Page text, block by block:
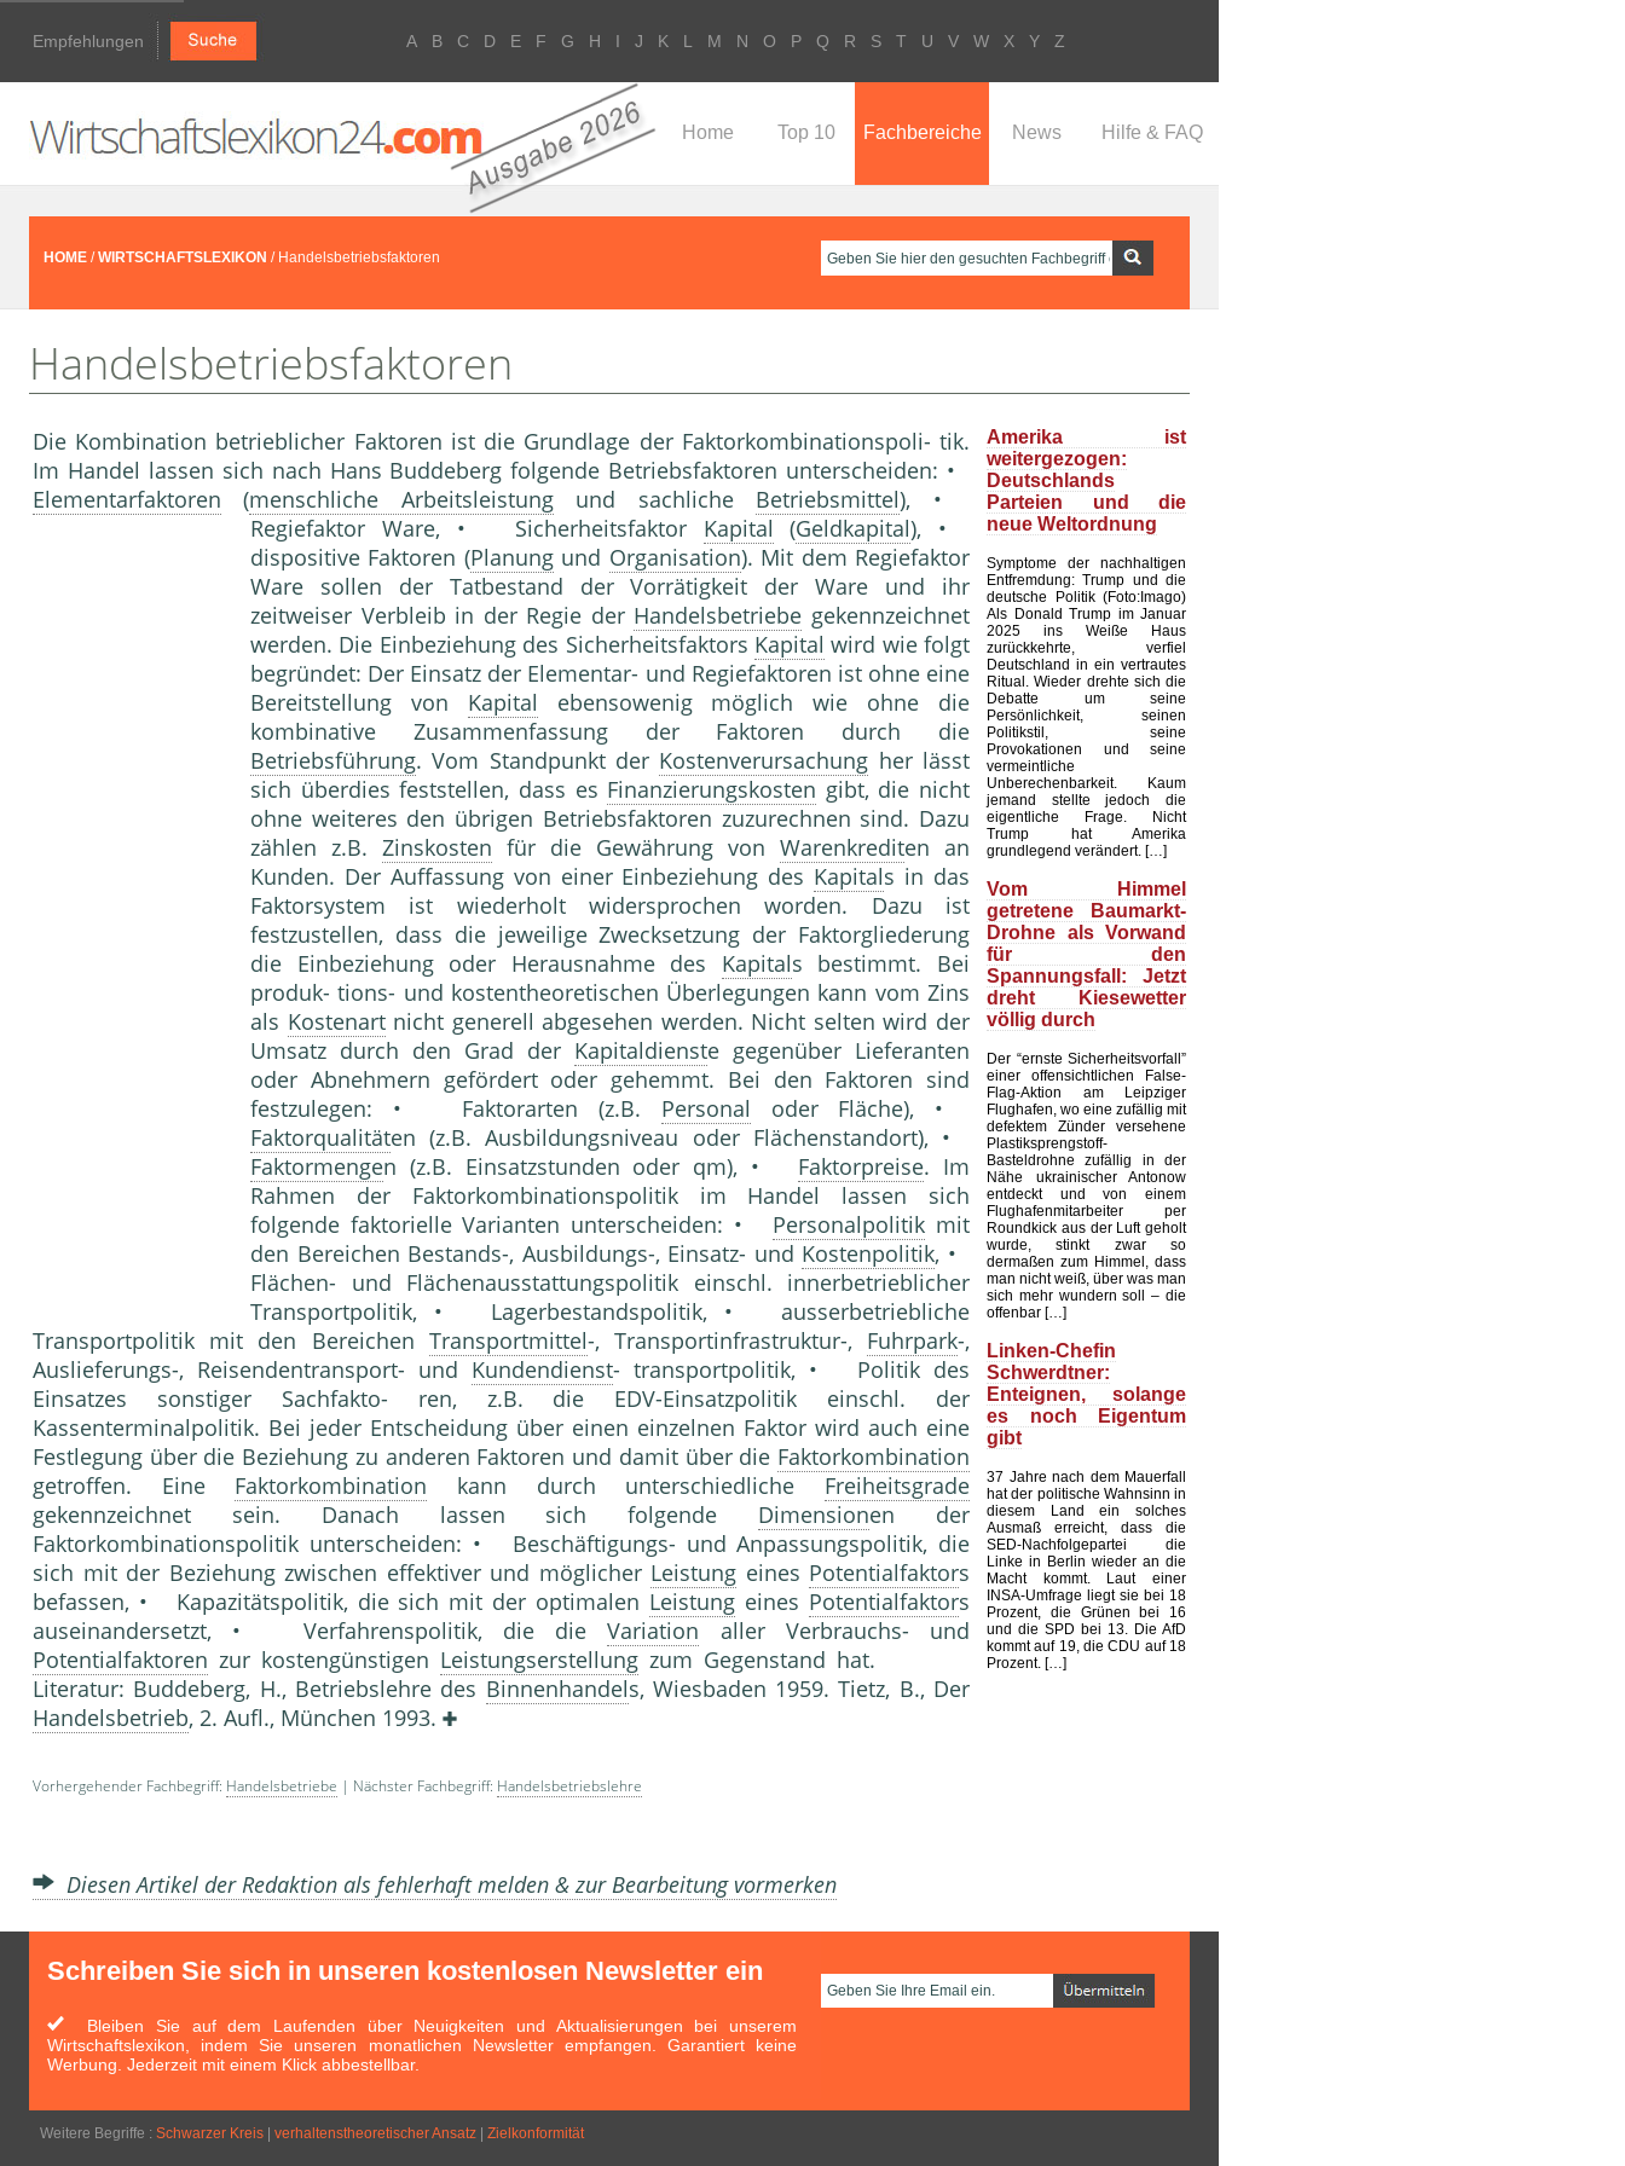
Empfehlungen A B C D E F G H I J K L M N O P Q R S T U V W X Y Z
Home Top 10 Fachbereiche News Hilfe & FAQ
HOME /WIRTSCHAFTSLEXIKON / Handelsbetriebsfaktoren
Handelsbetriebsfaktoren
Die Kombination betrieblicher Faktoren ist die Grundlage der Faktorkombinationspoli- tik.
Im Handel lassen sich nach Hans Buddeberg folgende Betriebsfaktoren unterscheiden: •
Elementarfaktoren (menschliche Arbeitsleistungund sachliche Betriebsmittel), •
Regiefaktor Ware, • Sicherheitsfaktor Kapital (Geldkapital), •
dispositive Faktoren (Planungund Organisation). Mit dem Regiefaktor
Ware sollen der Tatbestand der Vorrätigkeit der Ware und ihr
zeitweiser Verbleib in der Regie der Handelsbetriebe gekennzeichnet
werden. Die Einbeziehung des Sicherheitsfaktors Kapital wird wie folgt
begründet: Der Einsatz der Elementar- und Regiefaktoren ist ohne eine
Bereitstellung von Kapital ebensowenig möglich wie ohne die
kombinative Zusammenfassung der Faktoren durch die
Betriebsführung. Vom Standpunkt der Kostenverursachung her lässt
sich überdies feststellen, dass es Finanzierungskosten gibt, die nicht
ohne weiteres den übrigen Betriebsfaktoren zuzurechnen sind. Dazu
zählen z.B. Zinskosten für die Gewährung von Warenkrediten an
Kunden. Der Auffassung von einer Einbeziehung des Kapitals in das
Faktorsystem ist wiederholt widersprochen worden. Dazu ist
festzustellen, dass die jeweilige Zwecksetzung der Faktorgliederung
die Einbeziehung oder Herausnahme des Kapitals bestimmt. Bei
produk- tions- und kostentheoretischen Überlegungen kann vom Zins
als Kostenartnicht generell abgesehen werden. Nicht selten wird der
Umsatz durch den Grad der Kapitaldienste gegenüber Lieferanten
oder Abnehmern gefördert oder gehemmt. Bei den Faktoren sind
festzulegen: • Faktorarten (z.B. Personal oder Fläche), •
Faktorqualitäten (z.B. Ausbildungsniveau oder Flächenstandort), •
Faktormengen (z.B. Einsatzstunden oder qm), • Faktorpreise. Im
Rahmen der Faktorkombinationspolitik im Handel lassen sich
folgende faktorielle Varianten unterscheiden: • Personalpolitik mit
den Bereichen Bestands-, Ausbildungs-, Einsatz- und Kostenpolitik, •
Flächen- und Flächenausstattungspolitik einschl. innerbetrieblicher
Transportpolitik, • Lagerbestandspolitik, • ausserbetriebliche
Transportpolitik mit den Bereichen Transportmittel-, Transportinfrastruktur-, Fuhrpark-,
Auslieferungs-, Reisendentransport- und Kundendienst- transportpolitik, • Politik des
Einsatzes sonstiger Sachfakto- ren, z.B. die EDV-Einsatzpolitik einschl. der
Kassenterminalpolitik. Bei jeder Entscheidung über einen einzelnen Faktor wird auch eine
Festlegung über die Beziehung zu anderen Faktoren und damit über die Faktorkombination
getroffen. Eine Faktorkombination kann durch unterschiedliche Freiheitsgrade
gekennzeichnet sein. Danach lassen sich folgende Dimensionen der
Faktorkombinationspolitik unterscheiden: • Beschäftigungs- und Anpassungspolitik, die
sich mit der Beziehung zwischen effektiver und möglicher Leistung eines Potentialfaktors
befassen, • Kapazitätspolitik, die sich mit der optimalen Leistung eines Potentialfaktors
auseinandersetzt, • Verfahrenspolitik, die dieVariation aller Verbrauchs- und
Potentialfaktoren zur kostengünstigen Leistungserstellung zum Gegenstand hat.
Literatur: Buddeberg, H., Betriebslehre des Binnenhandels, Wiesbaden 1959. Tietz, B., Der
Handelsbetrieb, 2. Aufl., München 1993.
Vorhergehender Fachbegriff: Handelsbetriebe | Nächster Fachbegriff: Handelsbetriebslehre
Diesen Artikel der Redaktion als fehlerhaft melden & zur Bearbeitung vormerken
Amerika ist
weitergezogen:
Deutschlands
Parteien und die
neue Weltordnung
Symptome der nachhaltigen
Entfremdung: Trump und die
deutsche Politik (Foto:Imago)
Als Donald Trump im Januar
2025 ins Weiße Haus
zurückkehrte, verfiel
Deutschland in ein vertrautes
Ritual. Wieder drehte sich die
Debatte um seine
Persönlichkeit, seinen
Politikstil, seine
Provokationen und seine
vermeintliche
Unberechenbarkeit. Kaum
jemand stellte jedoch die
eigentliche Frage. Nicht
Trump hat Amerika
grundlegend verändert. […]
Vom Himmel
getretene Baumarkt-
Drohne als Vorwand
für den
Spannungsfall: Jetzt
dreht Kiesewetter
völlig durch
Der “ernste Sicherheitsvorfall”
einer offensichtlichen False-
Flag-Aktion am Leipziger
Flughafen, wo eine zufällig mit
defektem Zünder versehene
Plastiksprengstoff-
Basteldrohne zufällig in der
Nähe ukrainischer Antonow
entdeckt und von einem
Flughafenmitarbeiter per
Roundkick aus der Luft geholt
wurde, stinkt zwar so
dermaßen zum Himmel, dass
man nicht weiß, über was man
sich mehr wundern soll – die
offenbar […]
Linken-Chefin
Schwerdtner:
Enteignen, solange
es noch Eigentum
gibt
37 Jahre nach dem Mauerfall
hat der politische Wahnsinn in
diesem Land ein solches
Ausmaß erreicht, dass die
SED-Nachfolgepartei die
Linke in Berlin wieder an die
Macht kommt. Laut einer
INSA-Umfrage liegt sie bei 18
Prozent, die Grünen bei 16
und die SPD bei 13. Die AfD
kommt auf 19, die CDU auf 18
Prozent. […]
Schreiben Sie sich in unseren kostenlosen Newsletter ein
Bleiben Sie auf dem Laufenden über Neuigkeiten und Aktualisierungen bei unserem
Wirtschaftslexikon, indem Sie unseren monatlichen Newsletter empfangen. Garantiert keine
Werbung. Jederzeit mit einem Klick abbestellbar.
Weitere Begriffe : Schwarzer Kreis verhaltenstheoretischer Ansatz Zielkonformität